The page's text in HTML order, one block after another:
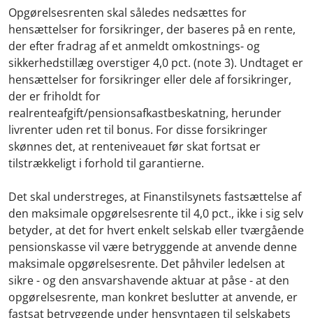
Opgørelsesrenten skal således nedsættes for
hensættelser for forsikringer, der baseres på en rente,
der efter fradrag af et anmeldt omkostnings- og
sikkerhedstillæg overstiger 4,0 pct. (note 3). Undtaget er
hensættelser for forsikringer eller dele af forsikringer,
der er friholdt for
realrenteafgift/pensionsafkastbeskatning, herunder
livrenter uden ret til bonus. For disse forsikringer
skønnes det, at renteniveauet før skat fortsat er
tilstrækkeligt i forhold til garantierne.
Det skal understreges, at Finanstilsynets fastsættelse af
den maksimale opgørelsesrente til 4,0 pct., ikke i sig selv
betyder, at det for hvert enkelt selskab eller tværgående
pensionskasse vil være betryggende at anvende denne
maksimale opgørelsesrente. Det påhviler ledelsen at
sikre - og den ansvarshavende aktuar at påse - at den
opgørelsesrente, man konkret beslutter at anvende, er
fastsat betryggende under hensyntagen til selskabets